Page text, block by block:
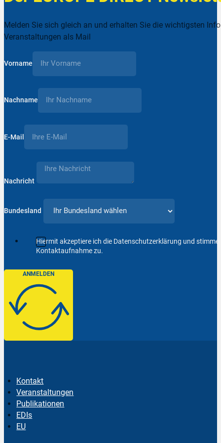
Melden Sie sich gleich an und erhalten Sie die wichtigsten
Veranstaltungen als Mail
Vorname
Nachname
E-Mail
Nachricht
Bundesland
Hiermit akzeptiere ich die Datenschutzerklärung und
Kontaktaufnahme zu.
ANMELDEN
Kontakt
Veranstaltungen
Publikationen
EDIs
EU